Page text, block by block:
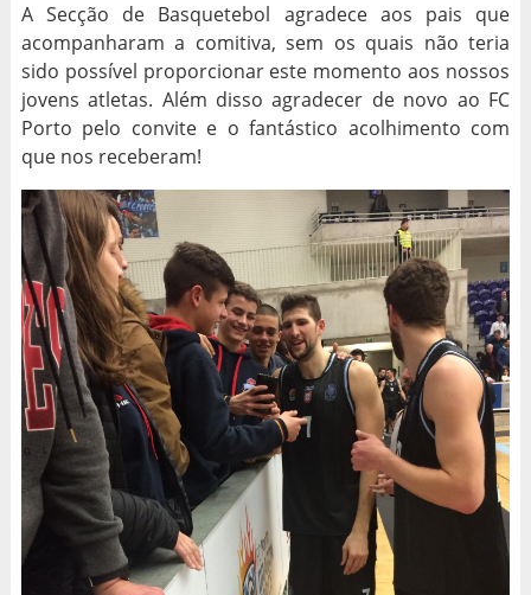
A Secção de Basquetebol agradece aos pais que
acompanharam a comitiva, sem os quais não teria
sido possível proporcionar este momento aos nossos
jovens atletas. Além disso agradecer de novo ao FC
Porto pelo convite e o fantástico acolhimento com
que nos receberam!